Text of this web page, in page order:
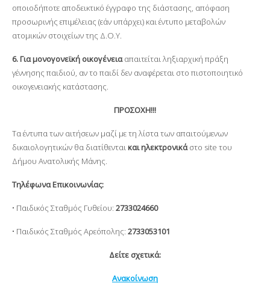
οποιοδήποτε αποδεικτικό έγγραφο της διάστασης, απόφαση
προσωρινής επιμέλειας (εάν υπάρχει) και έντυπο μεταβολών
ατομικών στοιχείων της Δ.Ο.Υ.
6. Για μονογονεϊκή οικογένειααπαιτείται ληξιαρχική πράξη
γέννησης παιδιού, αν το παιδί δεν αναφέρεται στο πιστοποιητικό
οικογενειακής κατάστασης.
ΠΡΟΣΟΧΗ!!!
Τα έντυπα των αιτήσεων μαζί με τη λίστα των απαιτούμενων
δικαιολογητικών θα διατίθενταικαι ηλεκτρονικάστο site του
Δήμου Ανατολικής Μάνης.
Τηλέφωνα Επικοινωνίας:
• Παιδικός Σταθμός Γυθείου: 2733024660
• Παιδικός Σταθμός Αρεόπολης: 2733053101
Δείτε σχετικά:
Ανακοίνωση